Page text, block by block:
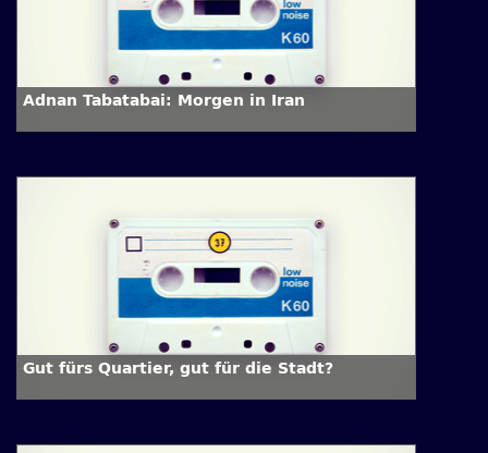
Adnan Tabatabai: Morgen in Iran
Gut fürs Quartier, gut für die Stadt?